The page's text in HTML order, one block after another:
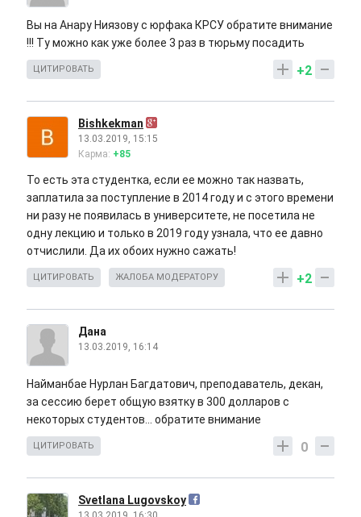
Вы на Анару Ниязову с юрфака КРСУ обратите внимание
!!! Ту можно как уже более 3 раз в тюрьму посадить
+2
ЦИТИРОВАТЬ
Bishkekman
13.03.2019, 15:15
Карма: +85
То есть эта студентка, если ее можно так назвать,
заплатила за поступление в 2014 году и с этого времени
ни разу не появилась в университете, не посетила не
одну лекцию и только в 2019 году узнала, что ее давно
отчислили. Да их обоих нужно сажать!
+2
ЦИТИРОВАТЬ ЖАЛОБА МОДЕРАТОРУ
Дана
13.03.2019, 16:14
Найманбае Нурлан Багдатович, преподаватель, декан,
за сессию берет общую взятку в 300 долларов с
некоторых студентов... обратите внимание
0
ЦИТИРОВАТЬ
Svetlana Lugovskoy